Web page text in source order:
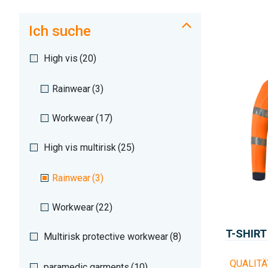
Ich suche
High vis (20)
Rainwear(3)
Workwear(17)
High vis multirisk (25)
Rainwear(3)
Workwear(22)
Multirisk protective workwear(8)
T-